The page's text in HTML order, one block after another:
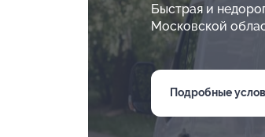
Быстрая и
Московской
Подробные